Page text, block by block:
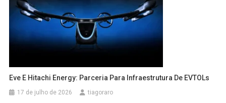
Eve E Hitachi Energy: Parceria Para Infraestrutura De EVTOLs
17 de julho de 2026 tiagoraro